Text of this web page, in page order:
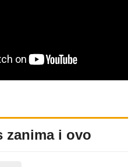
zanima i ovo